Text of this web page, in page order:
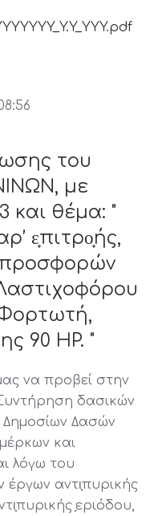
του
με
και θέμα: "
ε̟πιτρο̟ής,
̟προσφορών
90 HP. "
να προβεί στην
δασικών
∆ασών
και
λόγω του
έργων αντι̟πυρικής
̟εριόδου,